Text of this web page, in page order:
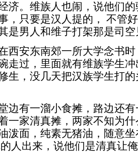
济。维族人也闹，说他们
，只要是汉人提的， 不管
是男人和维子打架那是司空
西安东南郊一所大学念书
走过，里面就有维族学生
生，没几天把汉族学生打
边有一溜小食摊，路边还
一家清真摊，两家不知为
泼面，纯素无猪油，随意
人出来，说他们是清真让